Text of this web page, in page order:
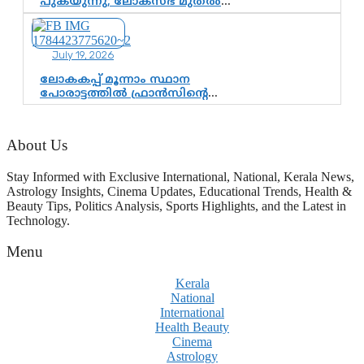
നിയമസഭ വരെ 140
മണ്ഡലങ്ങളിലെ ഫണ്ട്
വിനിയോഗം പരിശോധിക്കുമോ?
കേന്ദ്രത്തിനും
ആർഎസ്എസിനും കേരള
ഘടകത്തോട് അതൃപ്തി
July 19, 2026
ലോകകപ്പ് മൂന്നാം സ്ഥാന
പോരാട്ടത്തിൽ ഫ്രാൻസിന്റെ
ഗംഭീര തിരിച്ചുവരവ്;
About Us
Stay Informed with Exclusive International, National, Kerala News,
Astrology Insights, Cinema Updates, Educational Trends, Health &
Beauty Tips, Politics Analysis, Sports Highlights, and the Latest in
Technology.
Menu
Kerala
National
International
Health Beauty
Cinema
Astrology